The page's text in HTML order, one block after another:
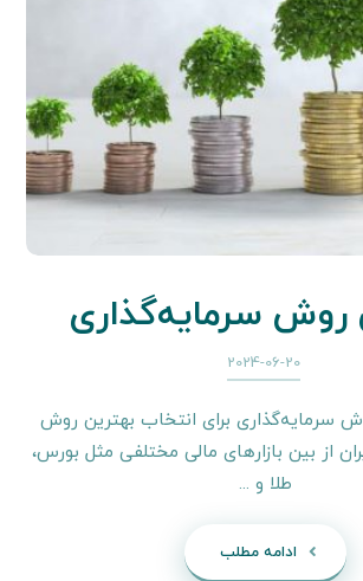
روش سرمایه‌گذاری
2024-06-20
سرمایه‌گذاری برای انتخاب بهترین روش
از بین بازارهای مالی مختلفی مثل بورس،
طلا و ...
ادامه مطلب